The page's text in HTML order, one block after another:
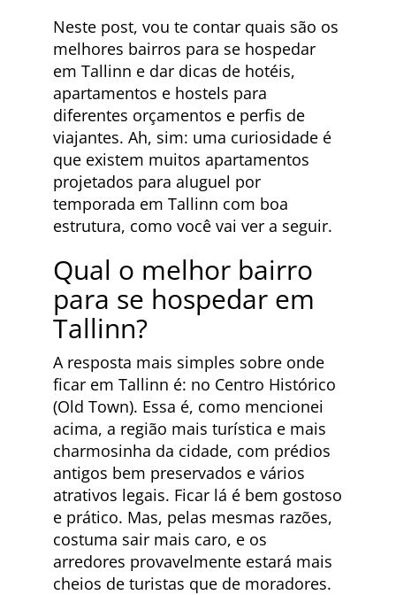
Neste post, vou te contar quais são os
melhores bairros para se hospedar
em Tallinn e dar dicas de hotéis,
apartamentos e hostels para
diferentes orçamentos e perfis de
viajantes. Ah, sim: uma curiosidade é
que existem muitos apartamentos
projetados para aluguel por
temporada em Tallinn com boa
estrutura, como você vai ver a seguir.
Qual o melhor bairro
para se hospedar em
Tallinn?
A resposta mais simples sobre onde
ficar em Tallinn é: no Centro Histórico
(Old Town). Essa é, como mencionei
acima, a região mais turística e mais
charmosinha da cidade, com prédios
antigos bem preservados e vários
atrativos legais. Ficar lá é bem gostoso
e prático. Mas, pelas mesmas razões,
costuma sair mais caro, e os
arredores provavelmente estará mais
cheios de turistas que de moradores.